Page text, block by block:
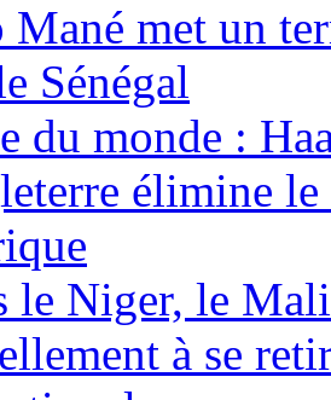
Mané met un
Sénégal
du monde :
élimine
le Niger, le
à se